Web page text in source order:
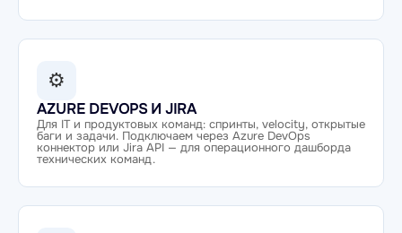
⚙
AZURE DEVOPS И JIRA
Для IT и продуктовых команд: спринты, velocity, открытые
баги и задачи. Подключаем через Azure DevOps
коннектор или Jira API — для операционного дашборда
технических команд.